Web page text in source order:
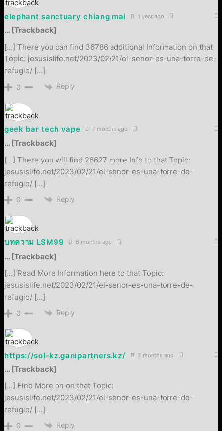
elephant sanctuary chiang mai 1 year ago
… [Trackback]
[…] There you can find 36786 additional Information on that
Topic: jesusislife.net/2023/02/21/el-senor-es-una-torre-de-
refugio/ […]
0 Reply
geek bar tech vape 7 months ago
… [Trackback]
[…] There you will find 26627 more Info to that Topic:
jesusislife.net/2023/02/21/el-senor-es-una-torre-de-
refugio/ […]
0 Reply
บทความ LSM99 6 months ago
… [Trackback]
[…] Read More Information here to that Topic:
jesusislife.net/2023/02/21/el-senor-es-una-torre-de-
refugio/ […]
0 Reply
https://sol-kz.ganipartners.kz/ 2 months ago
… [Trackback]
[…] Find More on on that Topic:
jesusislife.net/2023/02/21/el-senor-es-una-torre-de-
refugio/ […]
0 Reply